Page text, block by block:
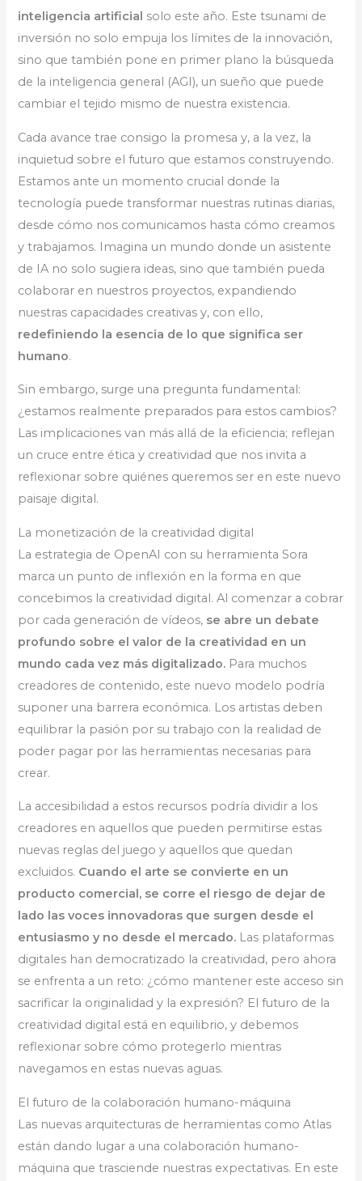
inteligencia artificial solo este año. Este tsunami de
inversión no solo empuja los límites de la innovación,
sino que también pone en primer plano la búsqueda
de la inteligencia general (AGI), un sueño que puede
cambiar el tejido mismo de nuestra existencia.
Cada avance trae consigo la promesa y, a la vez, la
inquietud sobre el futuro que estamos construyendo.
Estamos ante un momento crucial donde la
tecnología puede transformar nuestras rutinas diarias,
desde cómo nos comunicamos hasta cómo creamos
y trabajamos. Imagina un mundo donde un asistente
de IA no solo sugiera ideas, sino que también pueda
colaborar en nuestros proyectos, expandiendo
nuestras capacidades creativas y, con ello,
redefiniendo la esencia de lo que significa ser
humano.
Sin embargo, surge una pregunta fundamental:
¿estamos realmente preparados para estos cambios?
Las implicaciones van más allá de la eficiencia; reflejan
un cruce entre ética y creatividad que nos invita a
reflexionar sobre quiénes queremos ser en este nuevo
paisaje digital.
La monetización de la creatividad digital
La estrategia de OpenAI con su herramienta Sora
marca un punto de inflexión en la forma en que
concebimos la creatividad digital. Al comenzar a cobrar
por cada generación de vídeos, se abre un debate
profundo sobre el valor de la creatividad en un
mundo cada vez más digitalizado. Para muchos
creadores de contenido, este nuevo modelo podría
suponer una barrera económica. Los artistas deben
equilibrar la pasión por su trabajo con la realidad de
poder pagar por las herramientas necesarias para
crear.
La accesibilidad a estos recursos podría dividir a los
creadores en aquellos que pueden permitirse estas
nuevas reglas del juego y aquellos que quedan
excluidos. Cuando el arte se convierte en un
producto comercial, se corre el riesgo de dejar de
lado las voces innovadoras que surgen desde el
entusiasmo y no desde el mercado. Las plataformas
digitales han democratizado la creatividad, pero ahora
se enfrenta a un reto: ¿cómo mantener este acceso sin
sacrificar la originalidad y la expresión? El futuro de la
creatividad digital está en equilibrio, y debemos
reflexionar sobre cómo protegerlo mientras
navegamos en estas nuevas aguas.
El futuro de la colaboración humano-máquina
Las nuevas arquitecturas de herramientas como Atlas
están dando lugar a una colaboración humano-
máquina que trasciende nuestras expectativas. En este